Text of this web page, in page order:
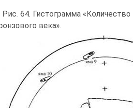
Рис. 64. Гистограмма
века».